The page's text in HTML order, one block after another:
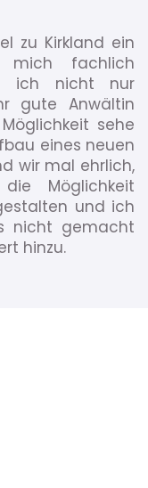
zu Kirkland ein
mich fachlich
ich nicht nur
gute Anwältin
sehe
eines neuen
wir mal ehrlich,
Möglichkeit
und ich
nicht gemacht
hinzu.